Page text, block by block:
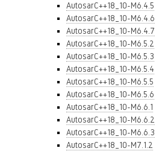
AutosarC++18_10-M6.4.5
AutosarC++18_10-M6.4.6
AutosarC++18_10-M6.4.7
AutosarC++18_10-M6.5.2
AutosarC++18_10-M6.5.3
AutosarC++18_10-M6.5.4
AutosarC++18_10-M6.5.5
AutosarC++18_10-M6.5.6
AutosarC++18_10-M6.6.1
AutosarC++18_10-M6.6.2
AutosarC++18_10-M6.6.3
AutosarC++18_10-M7.1.2